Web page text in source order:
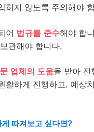
히지 않도록 주의해야
어 법규를 준수해야 합
관해야 합니다.
업체의 도움을 받아 진
활하게 진행하고, 예상
따져보고 싶다면?